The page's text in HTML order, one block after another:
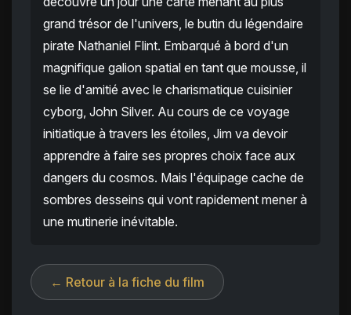
grand trésor de l'univers, le butin du légendaire
pirate Nathaniel Flint. Embarqué à bord d'un
magnifique galion spatial en tant que mousse, il
se lie d'amitié avec le charismatique cuisinier
cyborg, John Silver. Au cours de ce voyage
initiatique à travers les étoiles, Jim va devoir
apprendre à faire ses propres choix face aux
dangers du cosmos. Mais l'équipage cache de
sombres desseins qui vont rapidement mener à
une mutinerie inévitable.
← Retour à la fiche du film